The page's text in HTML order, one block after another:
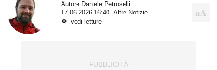
Autore Daniele Petroselli
17.06.2026 16:40
Altre Notizie
vedi letture